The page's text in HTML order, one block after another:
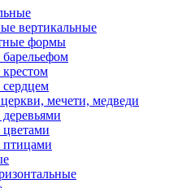
вертикальные
формы
мечети, медведи